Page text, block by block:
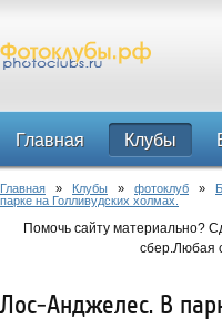
Главная Клубы
Форум
Главная » Клубы » фотоклуб »
парке на Голливудских холмах.
Помочь сайту материально?
сбер.Любая
Лос-Анджелес. В